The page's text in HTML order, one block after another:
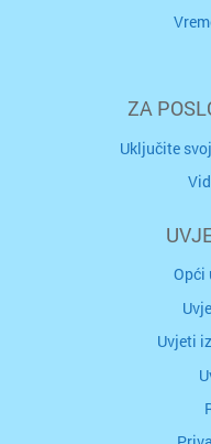
ZA
Uključite
Opći
Uvjeti